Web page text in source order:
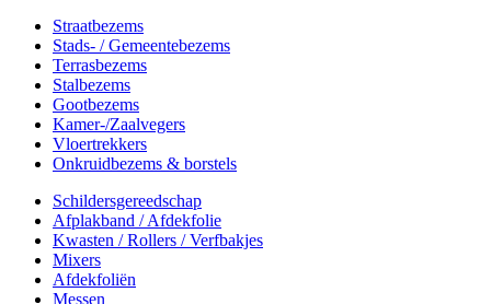
Straatbezems
Stads- / Gemeentebezems
Terrasbezems
Stalbezems
Gootbezems
Kamer-/Zaalvegers
Vloertrekkers
Onkruidbezems & borstels
Schildersgereedschap
Afplakband / Afdekfolie
Kwasten / Rollers / Verfbakjes
Mixers
Afdekfoliën
Messen